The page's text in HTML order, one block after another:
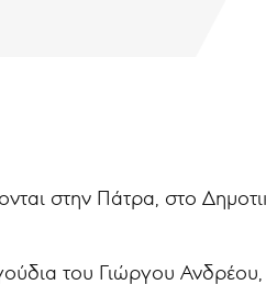
στην Πάτρα, στο
του Γιώργου